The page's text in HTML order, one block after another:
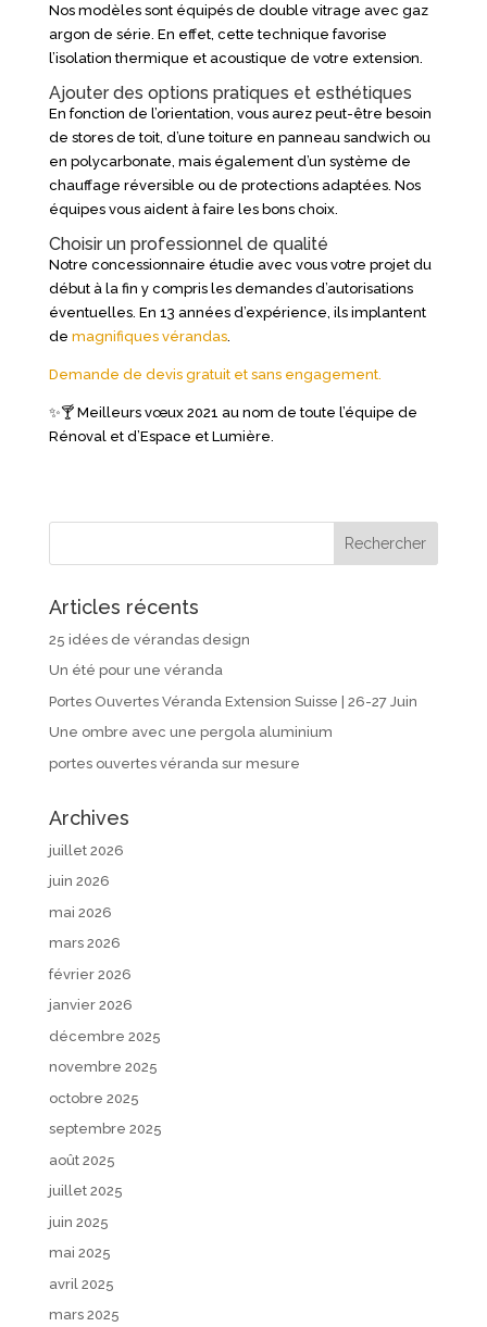
Nos modèles sont équipés de double vitrage avec gaz
argon de série. En effet, cette technique favorise
l’isolation thermique et acoustique de votre extension.
Ajouter des options pratiques et esthétiques
En fonction de l’orientation, vous aurez peut-être besoin
de stores de toit, d’une toiture en panneau sandwich ou
en polycarbonate, mais également d’un système de
chauffage réversible ou de protections adaptées. Nos
équipes vous aident à faire les bons choix.
Choisir un professionnel de qualité
Notre concessionnaire étudie avec vous votre projet du
début à la fin y compris les demandes d’autorisations
éventuelles. En 13 années d’expérience, ils implantent
de magnifiques vérandas.
Demande de devis gratuit et sans engagement.
✨🍸 Meilleurs vœux 2021 au nom de toute l’équipe de
Rénoval et d’Espace et Lumière.
Articles récents
25 idées de vérandas design
Un été pour une véranda
Portes Ouvertes Véranda Extension Suisse | 26-27 Juin
Une ombre avec une pergola aluminium
portes ouvertes véranda sur mesure
Archives
juillet 2026
juin 2026
mai 2026
mars 2026
février 2026
janvier 2026
décembre 2025
novembre 2025
octobre 2025
septembre 2025
août 2025
juillet 2025
juin 2025
mai 2025
avril 2025
mars 2025